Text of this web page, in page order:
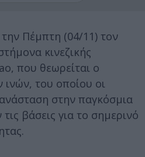
Πέμπτη (04/11) τον
κινεζικής
που θεωρείται ο
του οποίου οι
στην παγκόσμια
βάσεις για το σημερινό